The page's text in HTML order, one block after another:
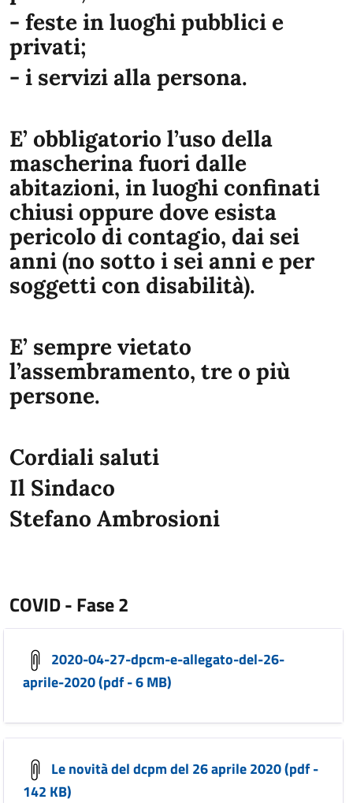
- feste in luoghi pubblici e
privati;
- i servizi alla persona.
E’ obbligatorio l’uso della
mascherina fuori dalle
abitazioni, in luoghi confinati
chiusi oppure dove esista
pericolo di contagio, dai sei
anni (no sotto i sei anni e per
soggetti con disabilità).
E’ sempre vietato
l’assembramento, tre o più
persone.
Cordiali saluti
Il Sindaco
Stefano Ambrosioni
COVID - Fase 2
2020-04-27-dpcm-e-allegato-del-26-
aprile-2020 (pdf - 6 MB)
Le novità del dcpm del 26 aprile 2020 (pdf -
142 KB)